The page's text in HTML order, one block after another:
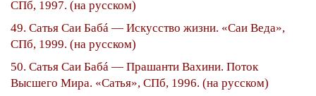
СПб, 1997. (на русском)
49. Сатья Саи Бабá — Искусство жизни. «Саи Веда»,
СПб, 1999. (на русском)
50. Сатья Саи Бабá — Прашанти Вахини. Поток
Высшего Мира. «Сатья», СПб, 1996. (на русском)